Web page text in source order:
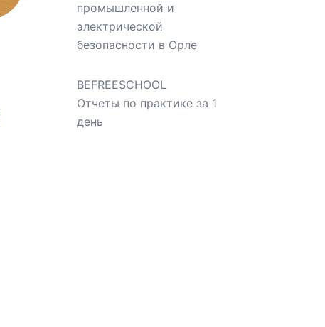
промышленной и
электрической
безопасности в Орле
BEFREESCHOOL
Отчеты по практике за 1
день